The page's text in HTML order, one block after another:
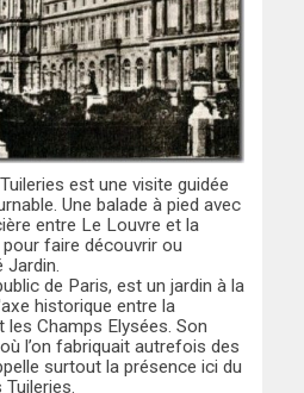
est une visite guidée
Une balade à pied avec
entre Le Louvre et la
faire découvrir ou
Jardin.
de Paris, est un jardin à la
historique entre la
les Champs Elysées. Son
l’on fabriquait autrefois des
surtout la présence ici du